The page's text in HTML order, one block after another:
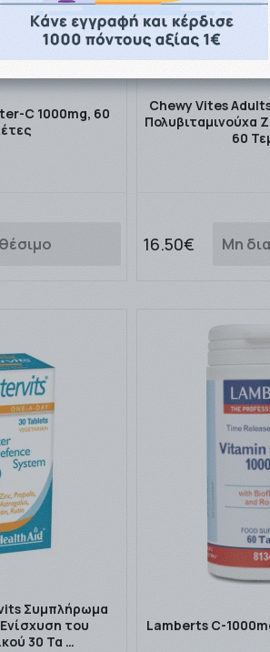
C 1000mg, 60
Chewy Vites
Πολυβιταμινούχα
60
16.50€ Μη
Συμπλήρωμα
του
30 Τα …
Lamberts C-